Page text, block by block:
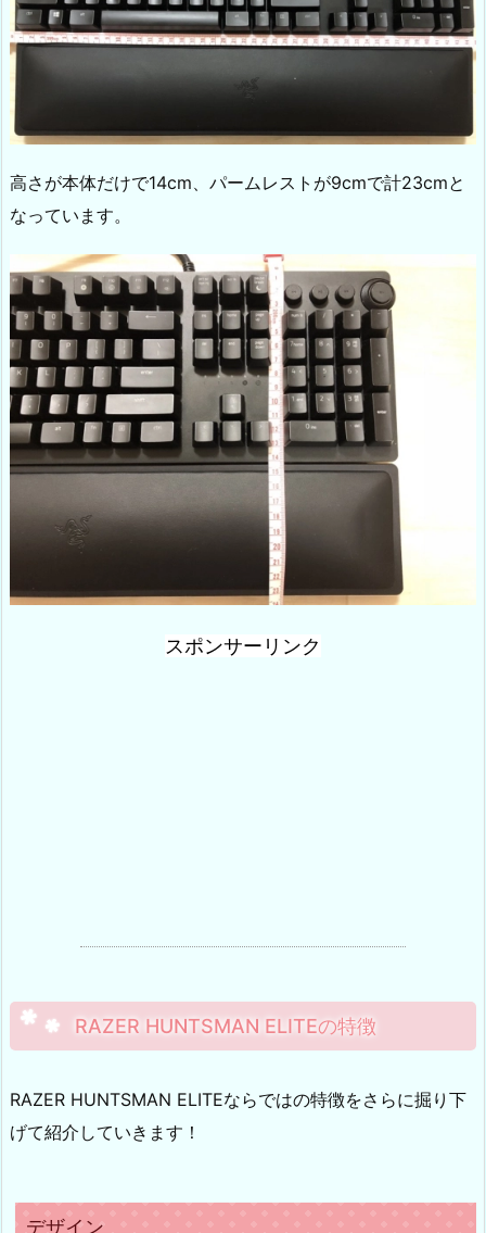
高さが本体だけで14cm、パームレストが9cmで計23cmと
なっています。
スポンサーリンク
RAZER HUNTSMAN ELITEの特徴
RAZER HUNTSMAN ELITEならではの特徴をさらに掘り下
げて紹介していきます！
デザイン